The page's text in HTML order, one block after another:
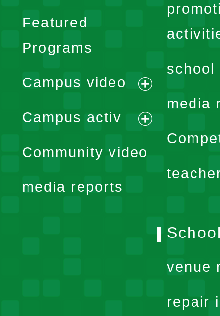
school
media
Featured
Programs
Campus video
expand
menu
Campus activ
expand
Community video
media reports
venue
repair